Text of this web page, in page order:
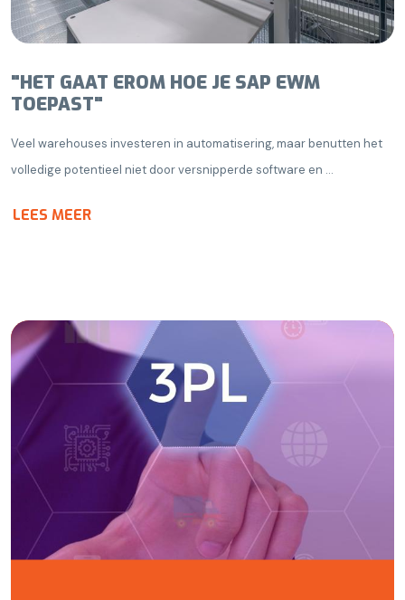
"HET GAAT EROM HOE JE SAP EWM
TOEPAST"
Veel warehouses investeren in automatisering, maar benutten het
volledige potentieel niet door versnipperde software en ...
LEES MEER